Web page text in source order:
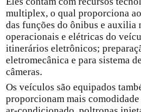
multiplex, o qual proporciona
das funções do ônibus e auxilia
operacionais e elétricas do
itinerários eletrônicos;
eletromecânica e para sistema
câmeras.
Os veículos são equipados
proporcionam mais